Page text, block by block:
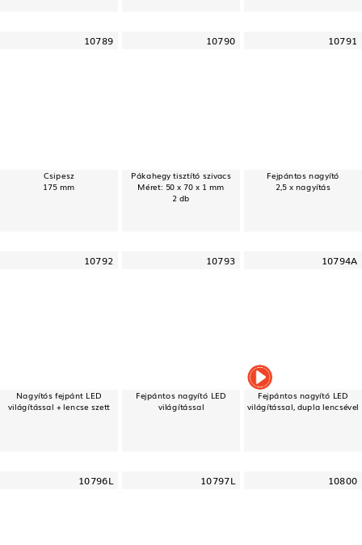
10789
Csipesz
175 mm
10790
Pákahegy tisztító szivacs
Méret: 50 x 70 x 1 mm
2 db
10791
Fejpántos nagyító
2,5 x nagyítás
10792
Nagyítós fejpánt LED
világítással + lencse szett
10793
Fejpántos nagyító LED
világítással
10794A
Fejpántos nagyító LED
világítással, dupla lencsével
10796L 10797L 10800